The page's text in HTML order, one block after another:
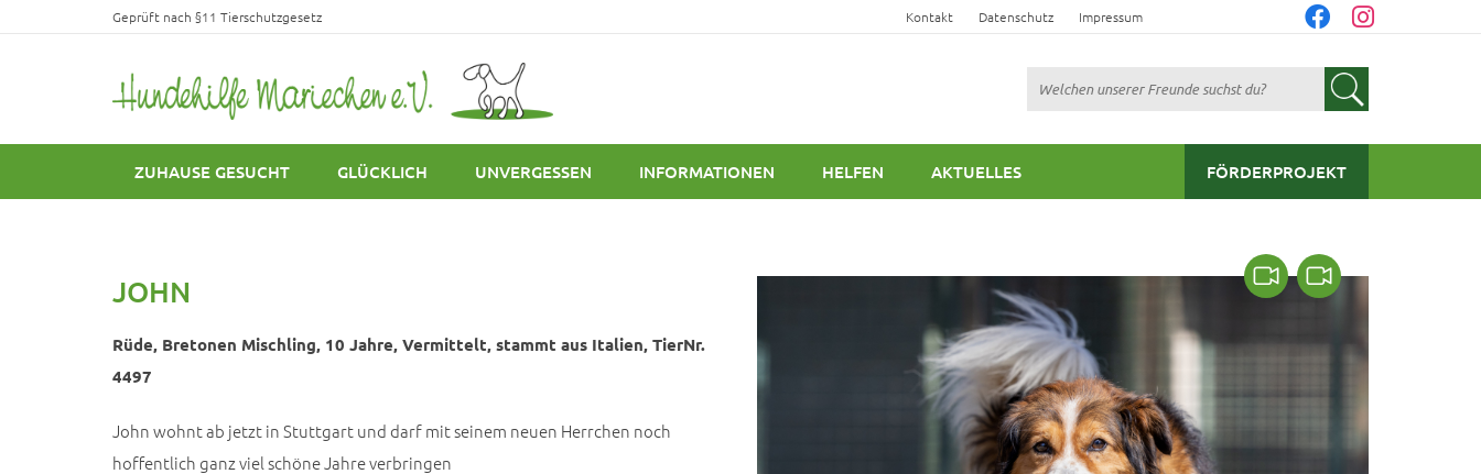
Geprüft nach §11 Tierschutzgesetz Kontakt Datenschutz Impressum
Suchen
ZUHAUSE GESUCHT GLÜCKLICH UNVERGESSEN INFORMATIONEN HELFEN AKTUELLES FÖRDERPROJEKT
JOHN
Rüde, Bretonen Mischling, 10 Jahre, Vermittelt, stammt aus Italien, TierNr.
4497
John wohnt ab jetzt in Stuttgart und darf mit seinem neuen Herrchen noch
hoffentlich ganz viel schöne Jahre verbringen